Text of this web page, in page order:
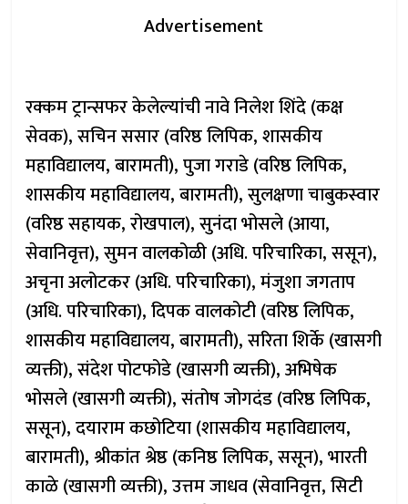
Advertisement
रक्कम ट्रान्सफर केलेल्यांची नावे निलेश शिंदे (कक्ष
सेवक), सचिन ससार (वरिष्ठ लिपिक, शासकीय
महाविद्यालय, बारामती), पुजा गराडे (वरिष्ठ लिपिक,
शासकीय महाविद्यालय, बारामती), सुलक्षणा चाबुकस्वार
(वरिष्ठ सहायक, रोखपाल), सुनंदा भोसले (आया,
सेवानिवृत्त), सुमन वालकोळी (अधि. परिचारिका, ससून),
अचृना अलोटकर (अधि. परिचारिका), मंजुशा जगताप
(अधि. परिचारिका), दिपक वालकोटी (वरिष्ठ लिपिक,
शासकीय महाविद्यालय, बारामती), सरिता शिर्के (खासगी
व्यक्ती), संदेश पोटफोडे (खासगी व्यक्ती), अभिषेक
भोसले (खासगी व्यक्ती), संतोष जोगदंड (वरिष्ठ लिपिक,
ससून), दयाराम कछोटिया (शासकीय महाविद्यालय,
बारामती), श्रीकांत श्रेष्ठ (कनिष्ठ लिपिक, ससून), भारती
काळे (खासगी व्यक्ती), उत्तम जाधव (सेवानिवृत्त, सिटी